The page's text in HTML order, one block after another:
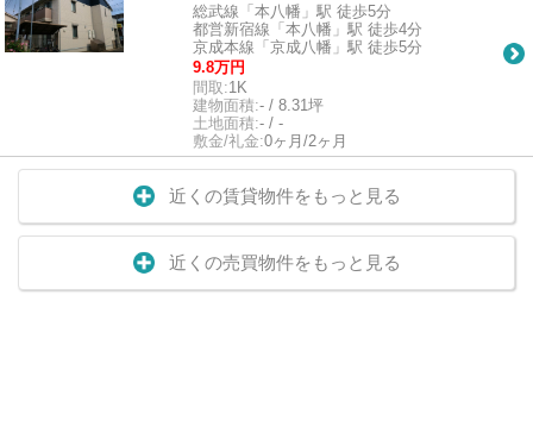
総武線「本八幡」駅 徒歩5分
都営新宿線「本八幡」駅 徒歩4分
京成本線「京成八幡」駅 徒歩5分
9.8万円
間取:1K
建物面積:- / 8.31坪
土地面積:- / -
敷金/礼金:0ヶ月/2ヶ月
近くの賃貸物件をもっと見る
近くの売買物件をもっと見る